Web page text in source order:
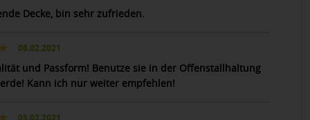
Decke, bin sehr zufrieden.
08.02.2021
und Passform! Benutze sie in der Offenstallhaltung
Kann ich nur weiter empfehlen!
05.02.2021